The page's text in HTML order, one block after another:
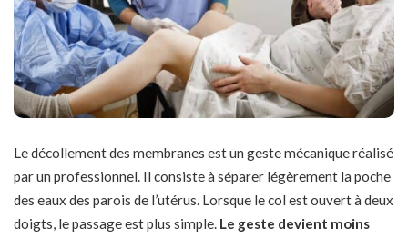
Le décollement des membranes est un geste mécanique réalisé
par un professionnel. Il consiste à séparer légèrement la poche
des eaux des parois de l’utérus. Lorsque le col est ouvert à deux
doigts, le passage est plus simple. Le geste devient moins